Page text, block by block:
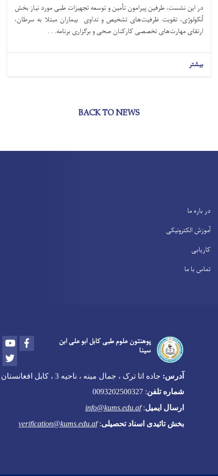
در این نشست، طرفین پیرامون تأمین و توسعه تجهیزات طبی مورد نیاز بخش
آنکولوژی، تقویت ظرفیت‌های تشخیص و تداوی بیماران مبتلا به سرطان،
ارتقای مهارت‌های تخصصی کارکنان صحی و برگزاری برنامه. . .
بیشتر
BACK TO NEWS
در باره ما
آموزش الکترونیکی
کاریابی
تماس با ما
پوهنتون علوم طبی کابل ابو علی ابن
سینا
Youtube
آدرس: جاده اتا ترک ، جمال مینه ، ناحیه 3 ، کابل افغانستان
شماره تلفن:
ارسال ایمیل:
info@kums.edu.af
بخش تائیدی اسناد تحصیلی:
verification@kums.edu.af